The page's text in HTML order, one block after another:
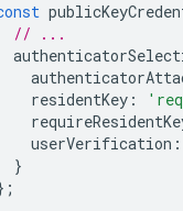
// ...
residentKey :
userVerification :
}